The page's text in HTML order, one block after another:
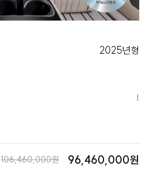
2025년형
|
106,460,000원 96,460,000원